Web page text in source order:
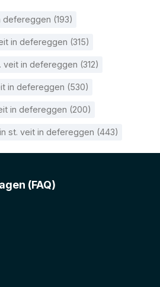
(193)
in defereggen (315)
in defereggen (312)
in defereggen (530)
in defereggen (200)
st. veit in defereggen (443)
(FAQ)